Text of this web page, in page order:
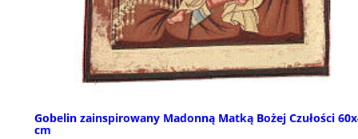
Gobelin zainspirowany Madonną Matką Bożej Czułości
cm